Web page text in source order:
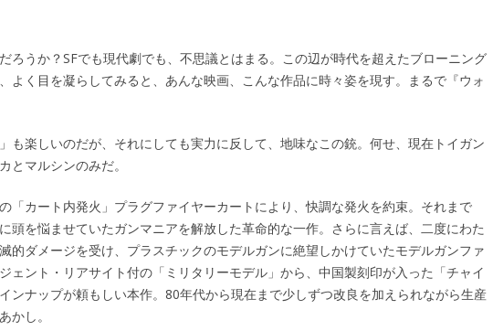
ろうか？SFでも現代劇でも、不思議とはまる。この辺が時代を超えたブローニング
よく目を凝らしてみると、あんな映画、こんな作品に時々姿を現す。まるで『ウォ
も楽しいのだが、それにしても実力に反して、地味なこの銃。何せ、現在トイガン
とマルシンのみだ。
「カート内発火」プラグファイヤーカートにより、快調な発火を約束。それまで
頭を悩ませていたガンマニアを解放した革命的な一作。さらに言えば、二度にわた
的ダメージを受け、プラスチックのモデルガンに絶望しかけていたモデルガンファ
ェント・リアサイト付の「ミリタリーモデル」から、中国製刻印が入った「チャイ
ンナップが頼もしい本作。80年代から現在まで少しずつ改良を加えられながら生産
かし。